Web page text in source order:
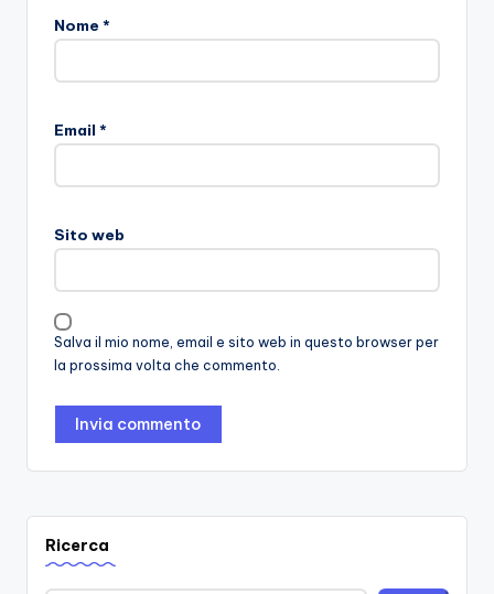
Nome *
Email *
Sito web
Salva il mio nome, email e sito web in questo browser per
la prossima volta che commento.
Ricerca